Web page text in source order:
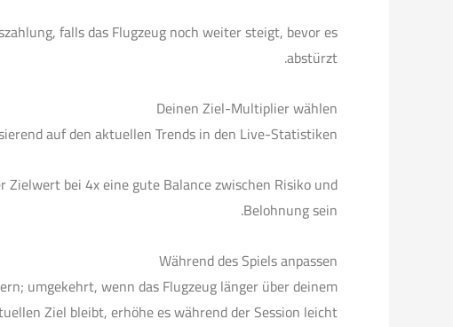
falls das Flugzeug noch weiter steigt, bevor es
abstürzt.
Deinen Ziel-Multiplier wählen
auf den aktuellen Trends in den Live-Statistiken.
bei 4x eine gute Balance zwischen Risiko und
Belohnung sein.
Während des Spiels anpassen
umgekehrt, wenn das Flugzeug länger über deinem
Ziel bleibt, erhöhe es während der Session leicht.